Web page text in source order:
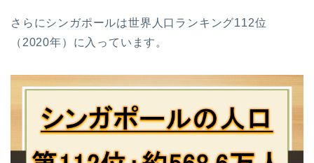
さらにシンガポールは世界人口ランキング112位
（2020年）に入っています。